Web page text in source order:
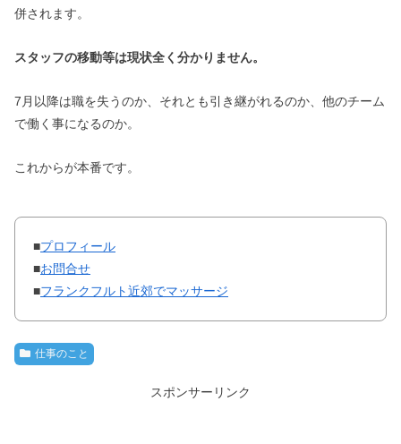
併されます。
スタッフの移動等は現状全く分かりません。
7月以降は職を失うのか、それとも引き継がれるのか、他のチーム
で働く事になるのか。
これからが本番です。
■プロフィール
■お問合せ
■フランクフルト近郊でマッサージ
仕事のこと
スポンサーリンク